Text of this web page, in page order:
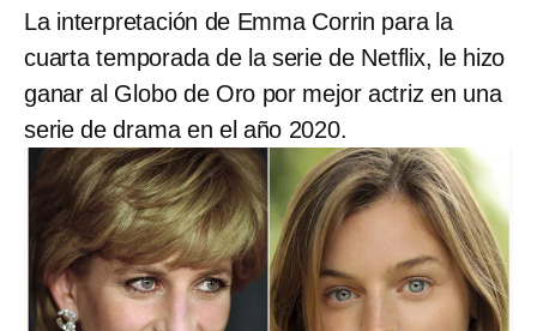
La interpretación de Emma Corrin para la
cuarta temporada de la serie de Netflix, le hizo
ganar al Globo de Oro por mejor actriz en una
serie de drama en el año 2020.